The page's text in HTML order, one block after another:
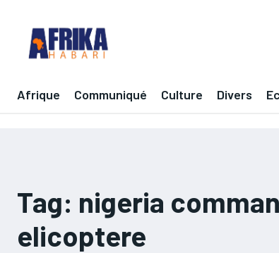
Afrique Communiqué Culture Divers
Tag: nigeria
elicoptere